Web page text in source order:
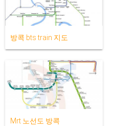
방콕 bts train 지도
Mrt 노선도 방콕